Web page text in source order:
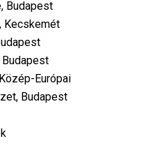
Budapest
Kecskemét
Budapest
Európai
Budapest